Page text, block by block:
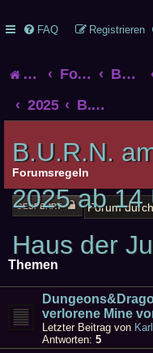
FAQ Registrieren
Startseite
Foren-Übersicht Bonner Rollenspieltreff
2025
B.U.R.N. am 13. Juli 2025 ab 14 Uhr im Haus der Jugend Bonn
B.U.R.N.
2025 ab 14
Haus der
Forumsregeln
GESPERRT
Themen
verlorene Mine
Letzter Beitrag von
Antworten: 5